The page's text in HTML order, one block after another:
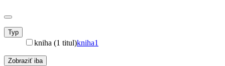
Typ
kniha (1 titul)kniha1
Zobraziť iba